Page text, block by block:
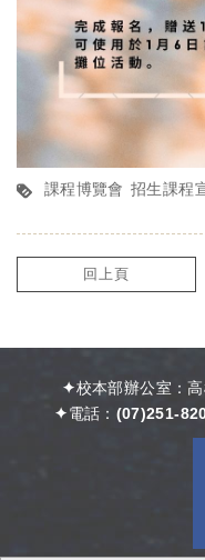
課程博覽會 招生課程
回上頁
✦校本部辦公室：
✦電話： (07)251-